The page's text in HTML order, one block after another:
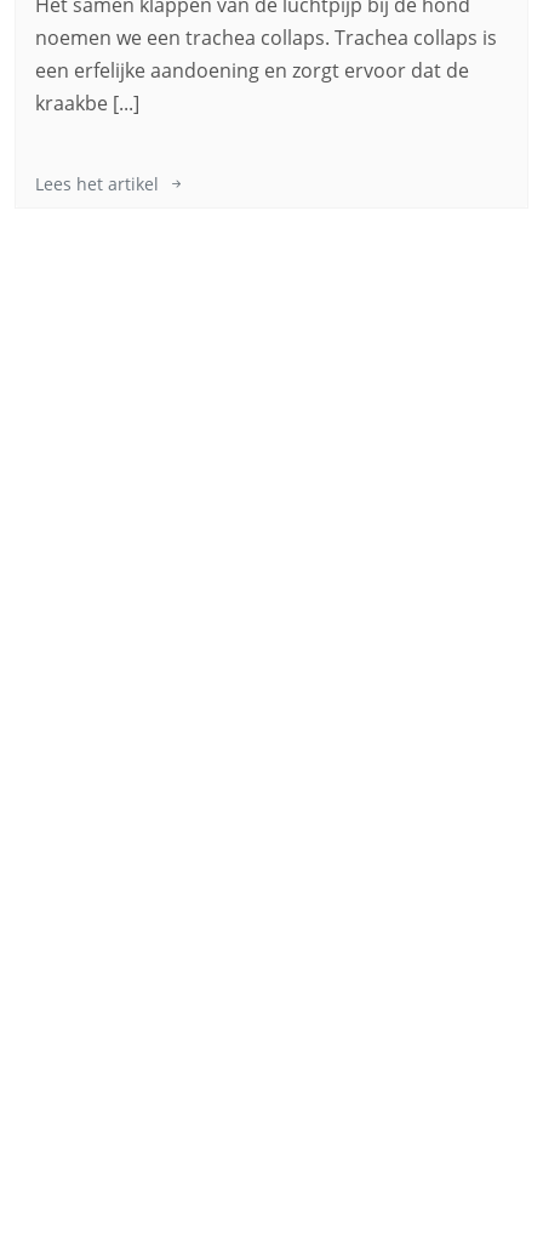
Het samen klappen van de luchtpijp bij de hond
noemen we een trachea collaps. Trachea collaps is
een erfelijke aandoening en zorgt ervoor dat de
kraakbe [...]
Lees het artikel